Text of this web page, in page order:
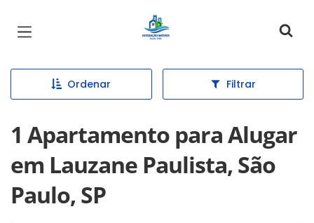
Página inicial
Ordenar Filtrar
1 Apartamento para Alugar
em Lauzane Paulista, São
Paulo, SP